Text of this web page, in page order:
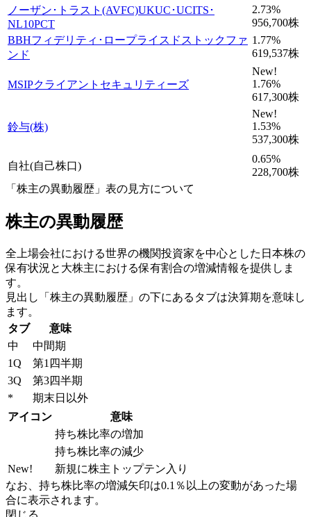
ノーザン･トラスト(AVFC)UKUC･UCITS･
NL10PCT
2.73%
956,700株
BBHフィデリティ･ロープライスドストックファ
ンド
1.77%
619,537株
MSIPクライアントセキュリティーズ
New!
1.76%
617,300株
鈴与(株)
New!
1.53%
537,300株
自社(自己株口)
0.65%
228,700株
「株主の異動履歴」表の見方について
株主の異動履歴
全上場会社における世界の機関投資家を中心とした日本株の
保有状況と大株主における保有割合の増減情報を提供しま
す。
見出し「株主の異動履歴」の下にあるタブは決算期を意味し
ます。
タブ
意味
中
中間期
1Q
第1四半期
3Q
第3四半期
*
期末日以外
アイコン
意味
持ち株比率の増加
持ち株比率の減少
New!
新規に株主トップテン入り
なお、持ち株比率の増減矢印は0.1％以上の変動があった場
合に表示されます。